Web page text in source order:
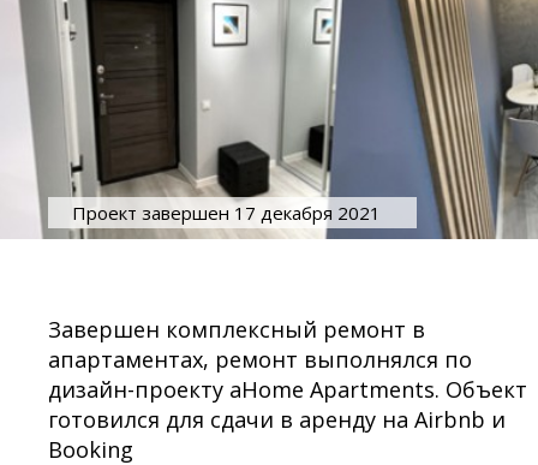
Проект завершен 17 декабря 2021
Завершен комплексный ремонт в
апартаментах, ремонт выполнялся по
дизайн-проекту aHome Apartments. Объект
готовился для сдачи в аренду на Airbnb и
Booking